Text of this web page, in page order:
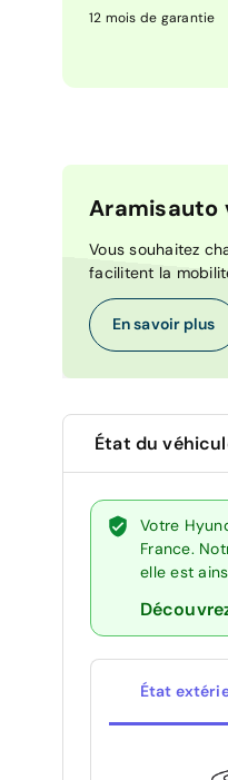
12 mois de garantie
Aramisauto
Vous souhaitez
facilitent la
En savoir plus
État du
Votre
France.
elle est
État